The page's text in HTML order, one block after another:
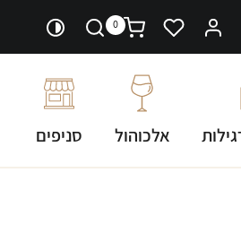
0
אלכוהול סניפים